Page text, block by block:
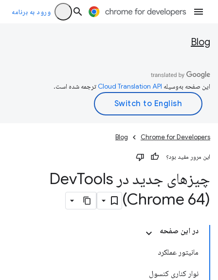
ورود به برنامه
Blog
این صفحه به‌وسیله ترجمه شده است.
Chrome for Developers
Blog
این مرور مفید بود؟
چیزهای جدید در Dev Tools
(Chrome 64)
در این صفحه
مانیتور عملکرد
نوار کناری کنسول